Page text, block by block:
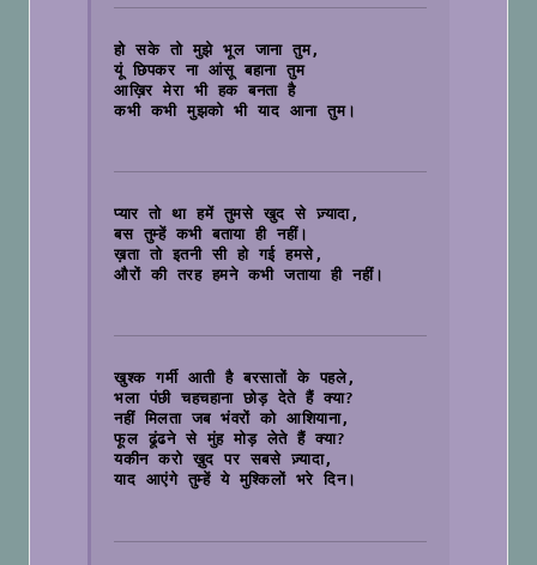
हो सके तो मुझे भूल जाना तुम,
यूं छिपकर ना आंसू बहाना तुम
आख़िर मेरा भी हक बनता है
कभी कभी मुझको भी याद आना तुम।
प्यार तो था हमें तुमसे खुद से ज़्यादा,
बस तुम्हें कभी बताया ही नहीं।
ख़ता तो इतनी सी हो गई हमसे,
औरों की तरह हमने कभी जताया ही नहीं।
खुश्क गर्मी आती है बरसातों के पहले,
भला पंछी चहचहाना छोड़ देते हैं क्या?
नहीं मिलता जब भंवरों को आशियाना,
फूल ढूंढने से मुंह मोड़ लेते हैं क्या?
यकीन करो ख़ुद पर सबसे ज़्यादा,
याद आएंगे तुम्हें ये मुश्किलों भरे दिन।